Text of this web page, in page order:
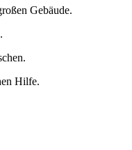
Gebäude.
Hilfe.